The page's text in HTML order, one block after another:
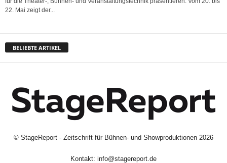
22. Mai zeigt der...
BELIEBTE ARTIKEL
© StageReport - Zeitschrift für Bühnen- und Showproduktionen 2026
Kontakt: info@stagereport.de